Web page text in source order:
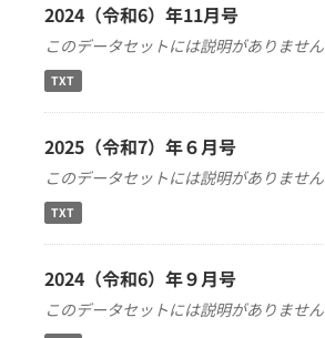
2024（令和6）年11月号
このデータセットには説明がありません
TXT
2025（令和7）年６月号
このデータセットには説明がありません
TXT
2024（令和6）年９月号
このデータセットには説明がありません